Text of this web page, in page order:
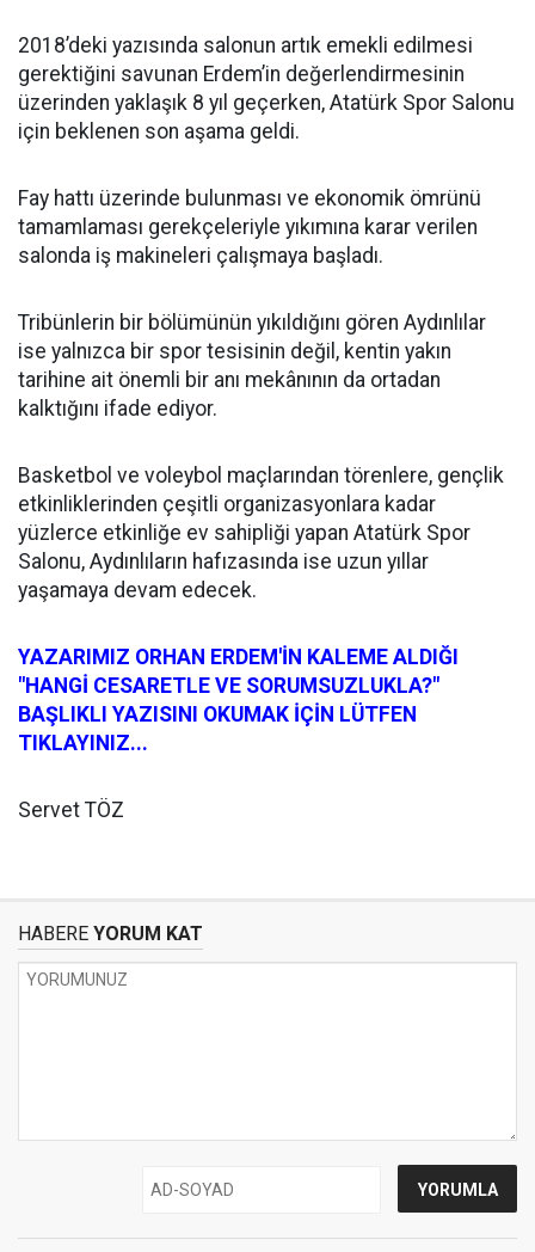
2018’deki yazısında salonun artık emekli edilmesi
gerektiğini savunan Erdem’in değerlendirmesinin
üzerinden yaklaşık 8 yıl geçerken, Atatürk Spor Salonu
için beklenen son aşama geldi.
Fay hattı üzerinde bulunması ve ekonomik ömrünü
tamamlaması gerekçeleriyle yıkımına karar verilen
salonda iş makineleri çalışmaya başladı.
Tribünlerin bir bölümünün yıkıldığını gören Aydınlılar
ise yalnızca bir spor tesisinin değil, kentin yakın
tarihine ait önemli bir anı mekânının da ortadan
kalktığını ifade ediyor.
Basketbol ve voleybol maçlarından törenlere, gençlik
etkinliklerinden çeşitli organizasyonlara kadar
yüzlerce etkinliğe ev sahipliği yapan Atatürk Spor
Salonu, Aydınlıların hafızasında ise uzun yıllar
yaşamaya devam edecek.
YAZARIMIZ ORHAN ERDEM'İN KALEME ALDIĞI
"HANGİ CESARETLE VE SORUMSUZLUKLA?"
BAŞLIKLI YAZISINI OKUMAK İÇİN LÜTFEN
TIKLAYINIZ...
Servet TÖZ
HABERE YORUM KAT